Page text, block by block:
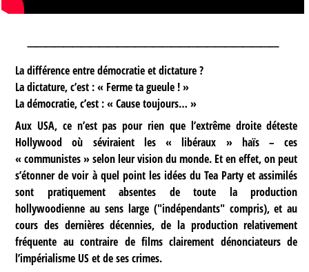
La différence entre démocratie et dictature ?
La dictature, c’est : « Ferme ta gueule ! »
La démocratie, c’est : « Cause toujours… »
Aux USA, ce n’est pas pour rien que l’extrême droite déteste
Hollywood où séviraient les « libéraux » haïs – ces
« communistes » selon leur vision du monde. Et en effet, on peut
s’étonner de voir à quel point les idées du Tea Party et assimilés
sont pratiquement absentes de toute la production
hollywoodienne au sens large ("indépendants" compris), et au
cours des dernières décennies, de la production relativement
fréquente au contraire de films clairement dénonciateurs de
l’impérialisme US et de ses crimes.